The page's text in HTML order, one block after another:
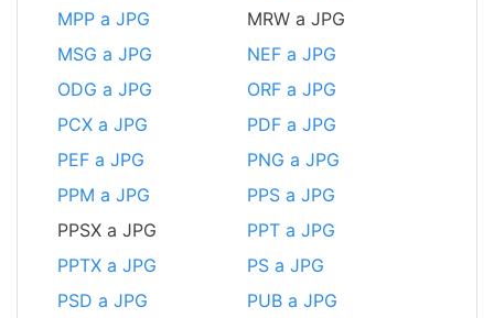
MPP a JPG
MRW a JPG
MSG a JPG
NEF a JPG
ODG a JPG
ORF a JPG
PCX a JPG
PDF a JPG
PEF a JPG
PNG a JPG
PPM a JPG
PPS a JPG
PPSX a JPG
PPT a JPG
PPTX a JPG
PS a JPG
PSD a JPG
PUB a JPG